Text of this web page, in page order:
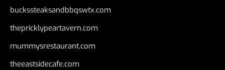
buckssteaksandbbqswtx.com
thepricklypeartavern.com
mummysrestaurant.com
theeastsidecafe.com